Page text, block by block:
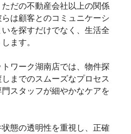
だの不動産会社以上の関係
は顧客とのコミュニケーシ
を探すだけでなく、生活全
ます。
ワーク湖南店では、物件探
までのスムーズなプロセス
スタッフが細やかなケアを
態の透明性を重視し、正確